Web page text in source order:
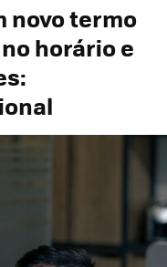
novo termo
horário e